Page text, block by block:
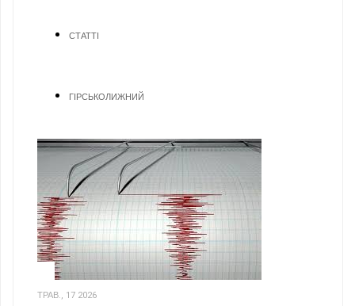
СТАТТІ
ГІРСЬКОЛИЖНИЙ
ТРАВ., 17 2026